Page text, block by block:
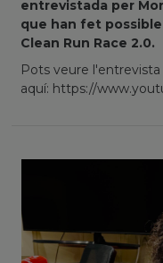
entrevistada per
que han fet possible
Clean Run Race 2.0.
Pots veure l'entrevista
aquí: https://